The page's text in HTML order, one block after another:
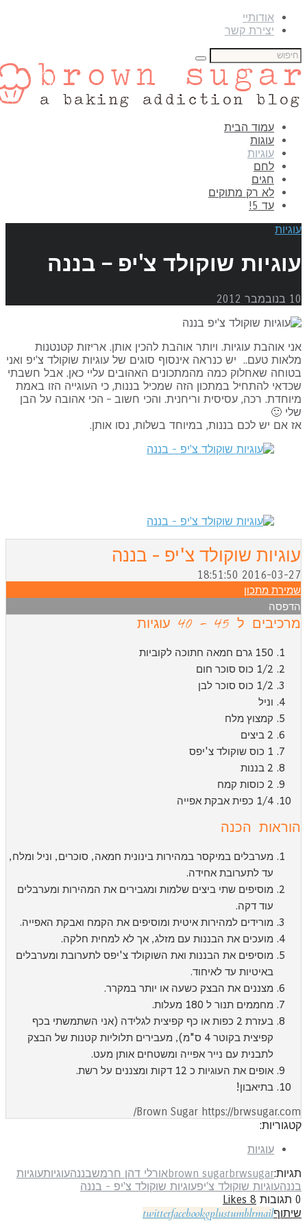
אודותיי
יצירת קשר
עמוד הבית
עוגות
עוגיות
לחם
חגים
לא רק מתוקים
עד 5!
שוקולד צ'יפ – בננה
אוהבת עוגיות. ויותר אוהבת להכין אותן. אריזות קטנטנות
טעם.. יש כנראה אינסוף סוגים של עוגיות שוקולד צ'יפ ואני
שאחלוק כמה מהמתכונים האהובים עליי כאן. אבל חשבתי
להתחיל במתכון הזה שמכיל בננות, כי העוגייה הזו באמת
רכה, עסיסית וריחנית. והכי חשוב – הכי אהובה על הבן
🙂
אם יש לכם בננות, במיוחד בשלות, נסו אותן.
שוקולד צ'יפ - בננה
2016-03-27
מתכון
ל 45 - 40 עוגיות
150 גרם חמאה חתוכה לקוביות
1/2 כוס סוכר חום
1/2 כוס סוכר לבן
וניל
קמצוץ מלח
2 ביצים
1 כוס שוקולד צ'יפס
2 בננות
2 כוסות קמח
1/4 כפית אבקת אפייה
הכנה
מערבלים במיקסר במהירות בינונית חמאה, סוכרים, וניל ומלח,
עד לתערובת אחידה.
מוסיפים שתי ביצים שלמות ומגבירים את המהירות ומערבלים
עוד דקה.
מורידים למהירות איטית ומוסיפים את הקמח ואבקת האפייה.
מועכים את הבננות עם מזלג, אך לא למחית חלקה.
מוסיפים את הבננות ואת השוקולד צ'יפס לתערובת ומערבלים
באיטיות עד לאיחוד.
מצננים את הבצק כשעה או יותר במקרר.
מחממים תנור ל 180 מעלות.
בעזרת 2 כפות או כף קפיצית לגלידה (אני השתמשתי בכף
קפיצית בקוטר 4 ס"מ), מעבירים תלוליות קטנות של הבצק
לתבנית עם נייר אפייה ומשטחים אותן מעט.
אופים את העוגיות כ 12 דקות ומצננים על רשת.
בתיאבון!
Brown Sugar https://
עוגיות
brown sugarbrwsugar אורלי דהן חרמשבננהעוגיותעוגיות
עוגיות שוקולד צ'יפעוגיות שוקולד צ'יפ - בננה
תגובות 8
Likes
twitterfacebookgplustumblrmail